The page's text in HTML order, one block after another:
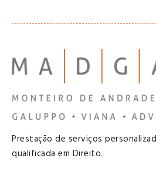
Prestação de serviços
qualificada em Direito.